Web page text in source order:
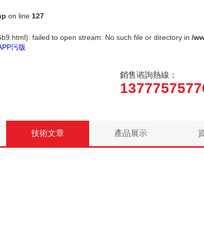
on line 127
failed to open stream: No such file or directory in /
污版
銷售谘詢熱線：
技術文章 產品展示